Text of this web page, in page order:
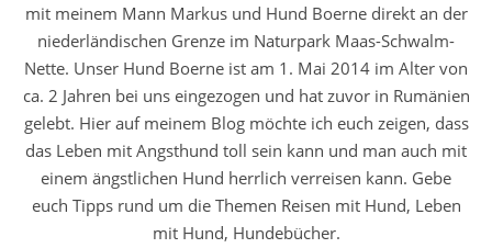
mit meinem Mann Markus und Hund Boerne direkt an der
niederländischen Grenze im Naturpark Maas-Schwalm-
Nette. Unser Hund Boerne ist am 1. Mai 2014 im Alter von
ca. 2 Jahren bei uns eingezogen und hat zuvor in Rumänien
gelebt. Hier auf meinem Blog möchte ich euch zeigen, dass
das Leben mit Angsthund toll sein kann und man auch mit
einem ängstlichen Hund herrlich verreisen kann. Gebe
euch Tipps rund um die Themen Reisen mit Hund, Leben
mit Hund, Hundebücher.